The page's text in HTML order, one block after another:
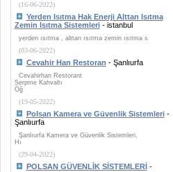
(16-06-2022)
Yerden Isıtma Hak Enerji Alttan Isıtma
Zemin Isıtma Sistemleri- istanbul
yerden ısıtma , alttan ısıtma zemin ısıtma s
(03-06-2022)
Cevahir Han Restoran - Şanlıurfa
Cevahirhan Restorant
Serpme Kahvaltı
Öğ
(19-05-2022)
Polsan Kamera ve Güvenlik Sistemleri-
Şanlıurfa
Şanlıurfa Kamera ve Güvenlik Sistemleri,
Hı
(29-04-2022)
POLSAN GÜVENLİK SİSTEMLERİ-